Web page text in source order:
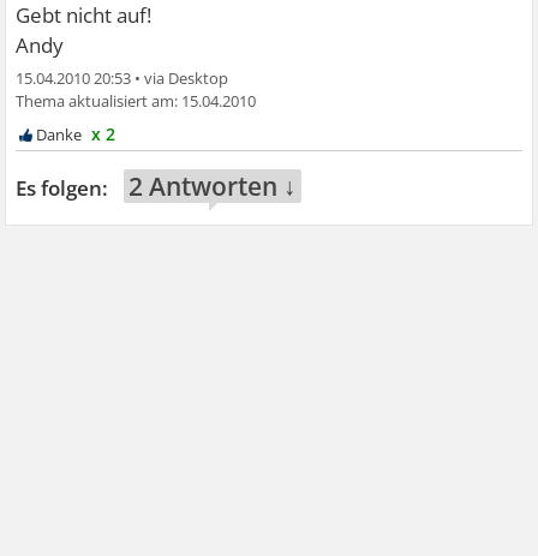
Gebt nicht auf!
Andy
15.04.2010 20:53 •
15.04.2010
x 2
2 Antworten ↓